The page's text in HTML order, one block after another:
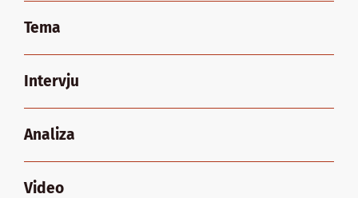
Tema
Intervju
Analiza
Video